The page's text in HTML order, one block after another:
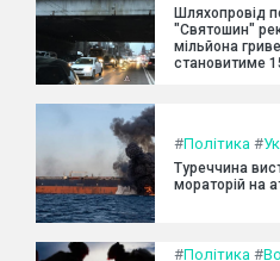
Шляхопровід
"Святошин"
мільйона
становитиме
#Політика #
Туреччина
мораторій на
#Політика #